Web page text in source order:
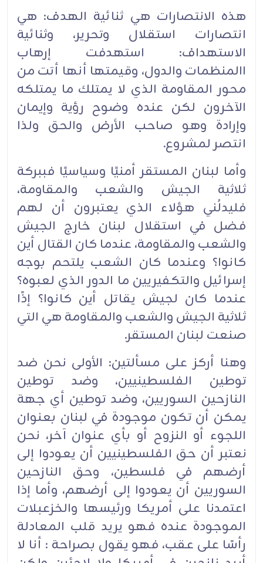
هذه الانتصارات هي ثنائية الهدف: هي
انتصارات استقلال وتحرير، وثنائية
الاستهداف: استهدفت إرهاب
االمنظمات والدول، وقيمتها أنها أتت من
محور المقاومة الذي لا يمتلك ما يمتلكه
الآخرون لكن عنده وضوح رؤية وإيمان
وإرادة وهو صاحب الأرض والحق ولذا
انتصر لمشروع.
وأما لبنان المستقر أمنيًا وسياسيًا فببركة
ثلاثية الجيش والشعب والمقاومة،
فليدلُني هؤلاء الذي يعتبرون أن لهم
فضل في استقلال لبنان خارج الجيش
والشعب والمقاومة، عندما كان القتال أين
كانوا؟ وعندما كان الشعب يلتحم بوجه
إسرائيل والتكفيريين ما الدور الذي لعبوه؟
عندما كان لجيش يقاتل أين كانوا؟ إذًا
ثلاثية الجيش والشعب والمقاومة هي التي
صنعت لبنان المستقر.
وهنا أركز على مسألتين: الأولى نحن ضد
توطين الفلسطينيين، وضد توطين
النازحين السوريين، وضد توطين أي جهة
يمكن أن تكون موجودة في لبنان بعنوان
اللجوء أو النزوح أو بأي عنوان آخر، نحن
نعتبر أن حق الفلسطينيين أن يعودوا إلى
أرضهم في فلسطين، وحق النازحين
السوريين أن يعودوا إلى أرضهم، وأما إذا
اعتمدنا على أمريكا ورئيسها والخزعبلات
الموجودة عنده فهو يريد قلب المعادلة
رأسًا على عقب، فهو يقول بصراحة : أنا لا